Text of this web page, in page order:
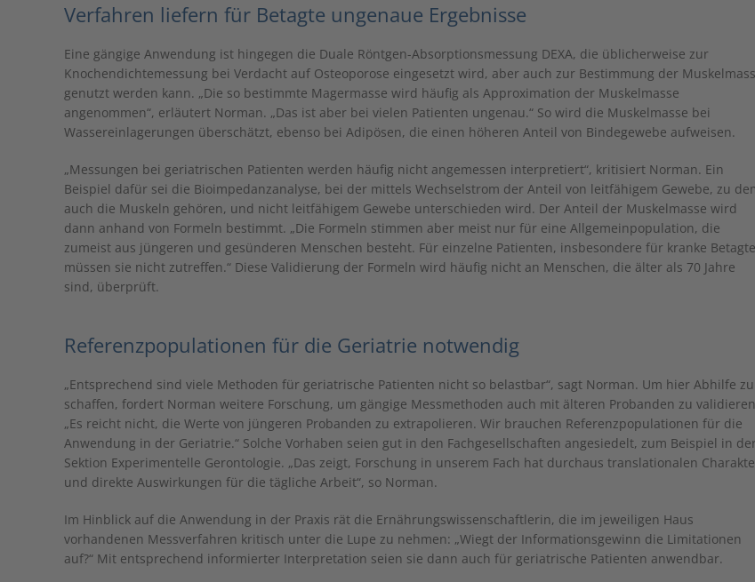
Verfahren liefern für Betagte ungenaue Ergebnisse
Eine gängige Anwendung ist hingegen die Duale Röntgen-Absorptionsmessung DEXA, die üblicherweise zur
Knochendichtemessung bei Verdacht auf Osteoporose eingesetzt wird, aber auch zur Bestimmung der
genutzt werden kann. „Die so bestimmte Magermasse wird häufig als Approximation der Muskelmasse
angenommen“, erläutert Norman. „Das ist aber bei vielen Patienten ungenau.“ So wird die Muskelmasse bei
Wassereinlagerungen überschätzt, ebenso bei Adipösen, die einen höheren Anteil von Bindegewebe aufweisen.
„Messungen bei geriatrischen Patienten werden häufig nicht angemessen interpretiert“, kritisiert Norman. Ein
Beispiel dafür sei die Bioimpedanzanalyse, bei der mittels Wechselstrom der Anteil von leitfähigem Gewebe, zu
auch die Muskeln gehören, und nicht leitfähigem Gewebe unterschieden wird. Der Anteil der Muskelmasse wird
dann anhand von Formeln bestimmt. „Die Formeln stimmen aber meist nur für eine Allgemeinpopulation, die
zumeist aus jüngeren und gesünderen Menschen besteht. Für einzelne Patienten, insbesondere für kranke Betagte
müssen sie nicht zutreffen.“ Diese Validierung der Formeln wird häufig nicht an Menschen, die älter als 70 Jahre
sind, überprüft.
Referenzpopulationen für die Geriatrie notwendig
„Entsprechend sind viele Methoden für geriatrische Patienten nicht so belastbar“, sagt Norman. Um hier Abhilfe zu
schaffen, fordert Norman weitere Forschung, um gängige Messmethoden auch mit älteren Probanden zu
„Es reicht nicht, die Werte von jüngeren Probanden zu extrapolieren. Wir brauchen Referenzpopulationen für die
Anwendung in der Geriatrie.“ Solche Vorhaben seien gut in den Fachgesellschaften angesiedelt, zum Beispiel in
Sektion Experimentelle Gerontologie. „Das zeigt, Forschung in unserem Fach hat durchaus translationalen
und direkte Auswirkungen für die tägliche Arbeit“, so Norman.
Im Hinblick auf die Anwendung in der Praxis rät die Ernährungswissenschaftlerin, die im jeweiligen Haus
vorhandenen Messverfahren kritisch unter die Lupe zu nehmen: „Wiegt der Informationsgewinn die Limitationen
auf?“ Mit entsprechend informierter Interpretation seien sie dann auch für geriatrische Patienten anwendbar.